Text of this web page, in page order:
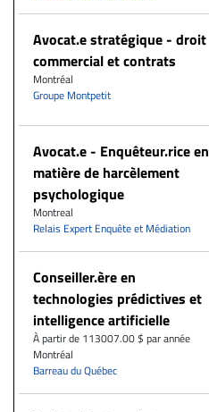
Avocat.e stratégique - droit
commercial et contrats
Montréal
Groupe Montpetit
Avocat.e - Enquêteur.rice en
matière de harcèlement
psychologique
Montreal
Relais Expert Enquête et Médiation
Conseiller.ère en
technologies prédictives et
intelligence artificielle
À partir de 113007.00 $ par année
Montréal
Barreau du Québec